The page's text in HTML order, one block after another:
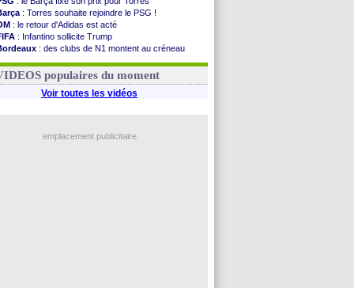
: Torres souhaite rejoindre le PSG !
: le retour d'Adidas est acté
: Infantino sollicite Trump
: des clubs de N1 montent au créneau
: le démenti de Leipzig pour Diomandé
populaires du moment
Voir toutes les vidéos
emplacement publicitaire